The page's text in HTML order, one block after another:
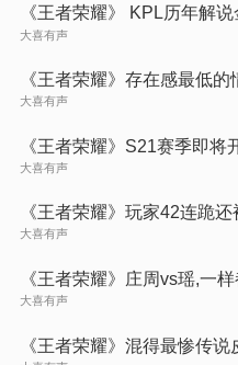
大喜有声
大喜有声
大喜有声
大喜有声
大喜有声